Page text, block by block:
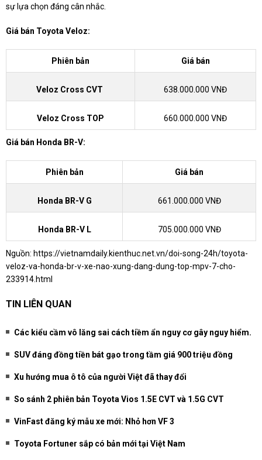
sự lựa chọn đáng cân nhắc.
Giá bán Toyota Veloz:
Phiên bản Giá bán
Veloz Cross CVT 638.000.000 VNĐ
Veloz Cross TOP 660.000.000 VNĐ
Giá bán Honda BR-V:
Phiên bản Giá bán
Honda BR-V G 661.000.000 VNĐ
Honda BR-V L 705.000.000 VNĐ
Nguồn: https://vietnamdaily.kienthuc.net.vn/doi-song-24h/toyota-
veloz-va-honda-br-v-xe-nao-xung-dang-dung-top-mpv-7-cho-
233914.html
TIN LIÊN QUAN
Các kiểu cầm vô lăng sai cách tiềm ẩn nguy cơ gây nguy hiểm.
SUV đáng đồng tiền bát gạo trong tầm giá 900 triệu đồng
Xu hướng mua ô tô của người Việt đã thay đổi
So sánh 2 phiên bản Toyota Vios 1.5E CVT và 1.5G CVT
VinFast đăng ký mẫu xe mới: Nhỏ hơn VF 3
Toyota Fortuner sắp có bản mới tại Việt Nam